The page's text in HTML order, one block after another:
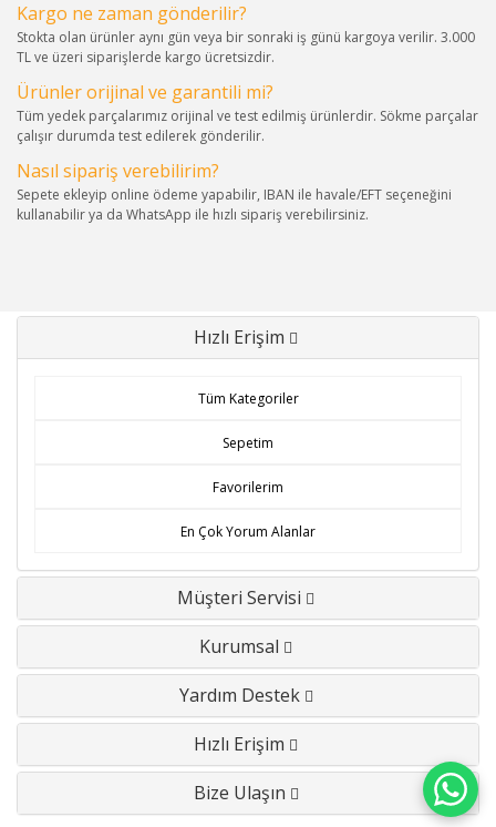
Kargo ne zaman gönderilir?
Stokta olan ürünler aynı gün veya bir sonraki iş günü kargoya verilir. 3.000
TL ve üzeri siparişlerde kargo ücretsizdir.
Ürünler orijinal ve garantili mi?
Tüm yedek parçalarımız orijinal ve test edilmiş ürünlerdir. Sökme parçalar
çalışır durumda test edilerek gönderilir.
Nasıl sipariş verebilirim?
Sepete ekleyip online ödeme yapabilir, IBAN ile havale/EFT seçeneğini
kullanabilir ya da WhatsApp ile hızlı sipariş verebilirsiniz.
Hızlı Erişim
Tüm Kategoriler
Sepetim
Favorilerim
En Çok Yorum Alanlar
Müşteri Servisi
Kurumsal
Yardım Destek
Hızlı Erişim
Bize Ulaşın